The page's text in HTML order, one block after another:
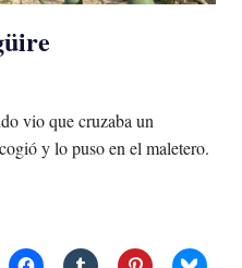
vio que cruzaba un
y lo puso en el maletero.